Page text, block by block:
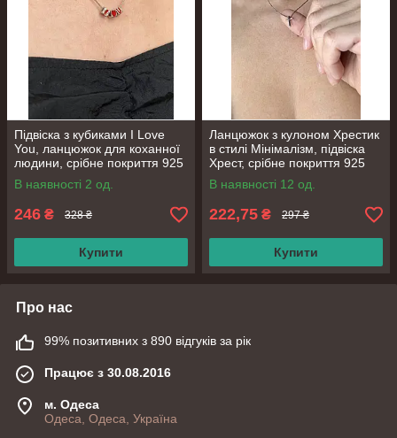
Підвіска з кубиками I Love
You, ланцюжок для коханної
людини, срібне покриття 925
проби, довжина 41+5.5 см
В наявності 2 од.
246 ₴ 328 ₴
Купити
Ланцюжок з кулоном Хрестик
в стилі Мінімалізм, підвіска
Хрест, срібне покриття 925
проби, довжина 41+5 см
В наявності 12 од.
222,75 ₴ 297 ₴
Купити
Про нас
99% позитивних з 890 відгуків за рік
Працює з 30.08.2016
м. Одеса
Одеса, Одеса, Україна